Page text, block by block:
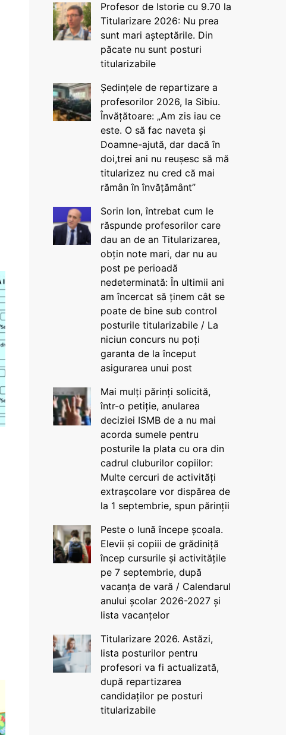
Profesor de Istorie cu 9.70 la
Titularizare 2026: Nu prea
sunt mari așteptările. Din
păcate nu sunt posturi
titularizabile
Ședințele de repartizare a
profesorilor 2026, la Sibiu.
Învățătoare: „Am zis iau ce
este. O să fac naveta și
Doamne-ajută, dar dacă în
doi,trei ani nu reușesc să mă
titularizez nu cred că mai
rămân în învățământ”
Sorin Ion, întrebat cum le
răspunde profesorilor care
dau an de an Titularizarea,
obțin note mari, dar nu au
post pe perioadă
nedeterminată: În ultimii ani
am încercat să ținem cât se
poate de bine sub control
posturile titularizabile / La
niciun concurs nu poți
garanta de la început
asigurarea unui post
Mai mulți părinți solicită,
într-o petiție, anularea
deciziei ISMB de a nu mai
acorda sumele pentru
posturile la plata cu ora din
cadrul cluburilor copiilor:
Multe cercuri de activități
extrașcolare vor dispărea de
la 1 septembrie, spun părinții
Peste o lună începe școala.
Elevii și copiii de grădiniță
încep cursurile și activitățile
pe 7 septembrie, după
vacanța de vară / Calendarul
anului școlar 2026-2027 și
lista vacanțelor
Titularizare 2026. Astăzi,
lista posturilor pentru
profesori va fi actualizată,
după repartizarea
candidaților pe posturi
titularizabile